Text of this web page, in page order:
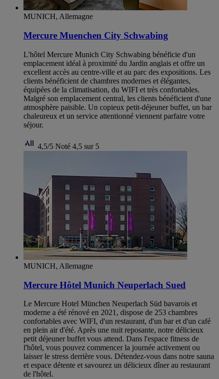
MUNICH, Allemagne
Mercure Muenchen City Schwabing
L'hôtel Mercure Munich City Schwabing bénéficie d'un
emplacement idéal à proximité du Jardin anglais et offre un
excellent accès au centre-ville et au parc des expositions. Les
clients bénéficient de chambres modernes et élégantes,
équipées de la climatisation, du WIFI et très confortables.
Malgré son emplacement central, les clients bénéficient d'une
atmosphère paisible. Un copieux petit-déjeuner buffet, un bar
chaleureux et un service attentionné viennent parfaire votre
séjour.
4,5/5 Noté 4,5 sur 5
MUNICH, Allemagne
Mercure Hôtel Munich Neuperlach Sued
Le Mercure Hotel München Neuperlach Süd bavarois et
moderne a été rénové en 2021, dispose de 253 chambres
confortables avec WIFI, d'un restaurant, d'un bar et d'un café
en plein air d'été. Après une nuit reposante, notre délicieux
petit déjeuner buffet vous attend. Dans l'espace fitness de
l'hôtel, vous pouvez commencer la journée activement ou
laisser le stress derrière vous. Détendez-vous dans notre sauna
et espace détente et savourez un délicieux dîner au restaurant
de l'hôtel.